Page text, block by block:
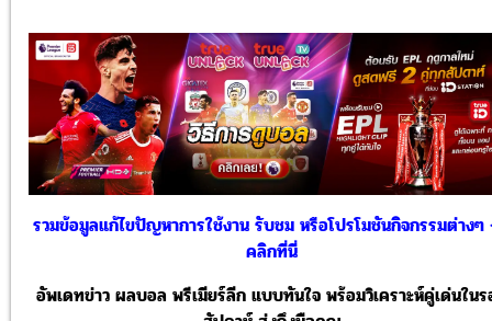
รวมข้อมูลแก้ไขปัญหาการใช้งาน รับชม หรือโปรโมชันกิจกรรมต่างๆ
คลิกที่นี่
อัพเดทข่าว ผลบอล พรีเมียร์ลีก แบบทันใจ พร้อมวิเคราะห์คู่เด่นใน